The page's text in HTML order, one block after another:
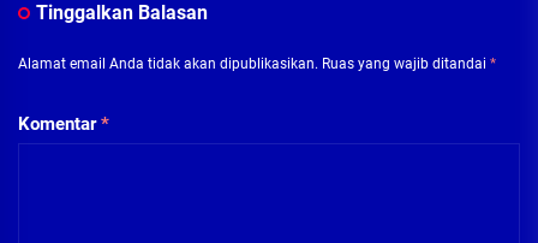
Tinggalkan Balasan
Alamat email Anda tidak akan dipublikasikan. Ruas yang wajib ditandai *
Komentar*